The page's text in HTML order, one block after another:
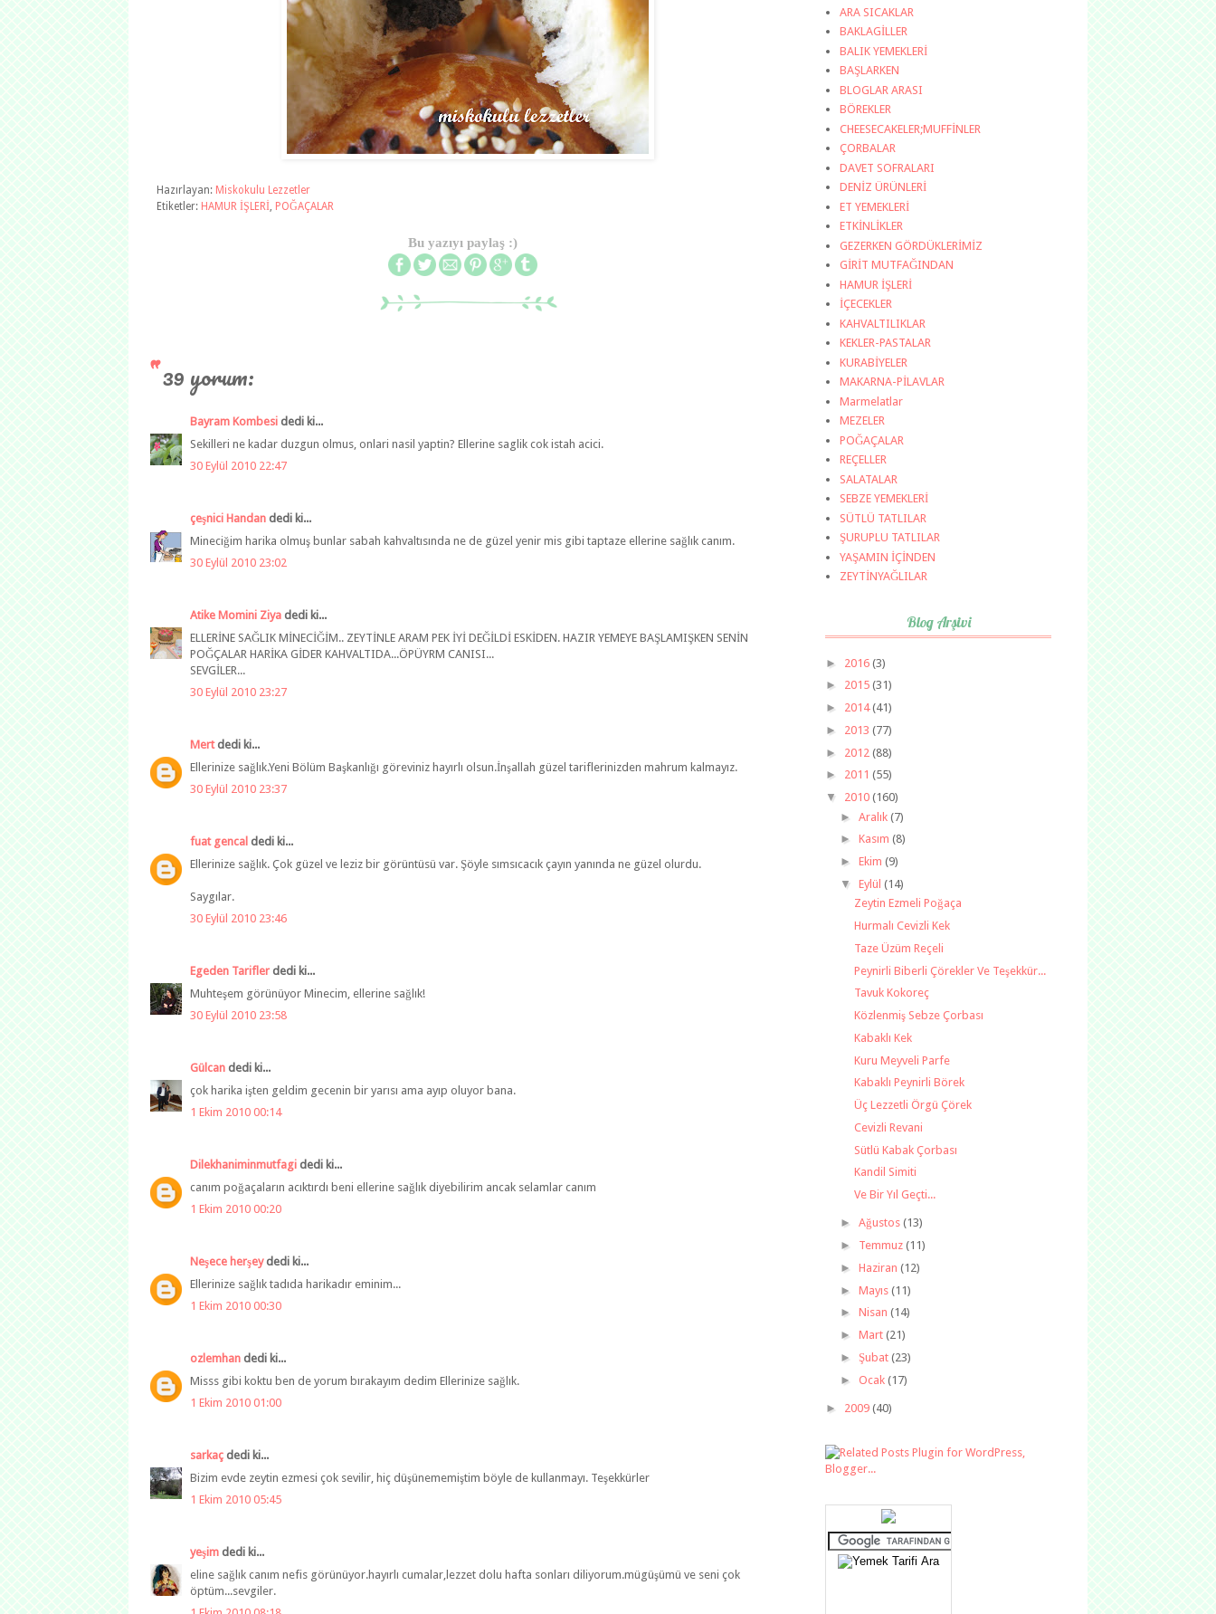
Hazırlayan: Miskokulu Lezzetler
Etiketler: HAMUR İŞLERİ, POĞAÇALAR
Bu yazıyı paylaş :)
39 yorum:
Bayram Kombesi dedi ki...
Sekilleri ne kadar duzgun olmus, onlari nasil yaptin? Ellerine saglik cok istah acici.
30 Eylül 2010 22:47
çeşnici Handan dedi ki...
Mineciğim harika olmuş bunlar sabah kahvaltısında ne de güzel yenir mis gibi taptaze ellerine sağlık canım.
30 Eylül 2010 23:02
Atike Momini Ziya dedi ki...
ELLERİNE SAĞLIK MİNECİĞİM.. ZEYTİNLE ARAM PEK İYİ DEĞİLDİ ESKİDEN. HAZIR YEMEYE BAŞLAMIŞKEN SENİN
POĞÇALAR HARİKA GİDER KAHVALTIDA...ÖPÜYRM CANISI...
SEVGİLER...
30 Eylül 2010 23:27
Mertdedi ki...
Ellerinize sağlık.Yeni Bölüm Başkanlığı göreviniz hayırlı olsun.İnşallah güzel tariflerinizden mahrum kalmayız.
30 Eylül 2010 23:37
fuat gencal dedi ki...
Ellerinize sağlık. Çok güzel ve leziz bir görüntüsü var. Şöyle sımsıcacık çayın yanında ne güzel olurdu.
Saygılar.
30 Eylül 2010 23:46
Egeden Tarifler dedi ki...
Muhteşem görünüyor Minecim, ellerine sağlık!
30 Eylül 2010 23:58
Gülcan dedi ki...
çok harika işten geldim gecenin bir yarısı ama ayıp oluyor bana.
1 Ekim 2010 00:14
Dilekhaniminmutfagi dedi ki...
canım poğaçaların acıktırdı beni ellerine sağlık diyebilirim ancak selamlar canım
1 Ekim 2010 00:20
Neşece herşeydedi ki...
Ellerinize sağlık tadıda harikadır eminim...
1 Ekim 2010 00:30
ozlemhan dedi ki...
Misss gibi koktu ben de yorum bırakayım dedim Ellerinize sağlık.
1 Ekim 2010 01:00
sarkaç dedi ki...
Bizim evde zeytin ezmesi çok sevilir, hiç düşünememiştim böyle de kullanmayı. Teşekkürler
1 Ekim 2010 05:45
yeşim dedi ki...
eline sağlık canım nefis görünüyor.hayırlı cumalar,lezzet dolu hafta sonları diliyorum.mügüşümü ve seni çok
öptüm...sevgiler.
ARA SICAKLAR
BAKLAGİLLER
BALIK YEMEKLERİ
BAŞLARKEN
BLOGLAR ARASI
BÖREKLER
CHEESECAKELER;MUFFİNLER
ÇORBALAR
DAVET SOFRALARI
DENİZ ÜRÜNLERİ
ET YEMEKLERİ
ETKİNLİKLER
GEZERKEN GÖRDÜKLERİMİZ
GİRİT MUTFAĞINDAN
HAMUR İŞLERİ
İÇECEKLER
KAHVALTILIKLAR
KEKLER-PASTALAR
KURABİYELER
MAKARNA-PİLAVLAR
Marmelatlar
MEZELER
POĞAÇALAR
REÇELLER
SALATALAR
SEBZE YEMEKLERİ
SÜTLÜ TATLILAR
ŞURUPLU TATLILAR
YAŞAMIN İÇİNDEN
ZEYTİNYAĞLILAR
Blog Arşivi
► 2016 (3)
► 2015 (31)
► 2014(41)
► 2013 (77)
► 2012 (88)
► 2011 (55)
▼ 2010 (160)
► Aralık (7)
► Kasım (8)
► Ekim (9)
▼ Eylül (14)
Zeytin Ezmeli Poğaça
Hurmalı Cevizli Kek
Taze Üzüm Reçeli
Peynirli Biberli Çörekler Ve Teşekkür...
Tavuk Kokoreç
Közlenmiş Sebze Çorbası
Kabaklı Kek
Kuru Meyveli Parfe
Kabaklı Peynirli Börek
Üç Lezzetli Örgü Çörek
Cevizli Revani
Sütlü Kabak Çorbası
Kandil Simiti
Ve Bir Yıl Geçti...
► Ağustos (13)
► Temmuz (11)
► Haziran (12)
► Mayıs (11)
► Nisan (14)
► Mart (21)
► Şubat (23)
► Ocak (17)
► 2009 (40)